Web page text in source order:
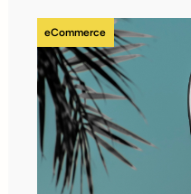
eCommerce